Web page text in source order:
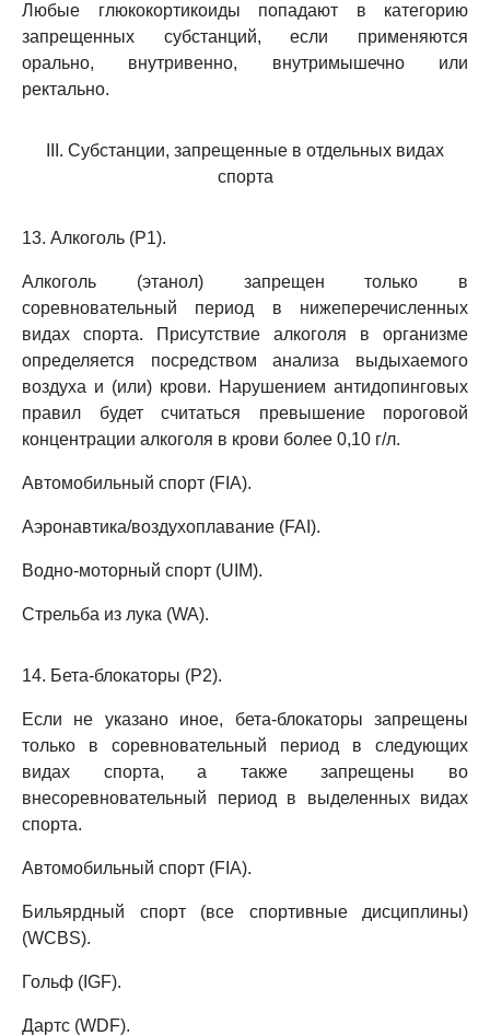
Любые глюкокортикоиды попадают в категорию
запрещенных субстанций, если применяются
орально, внутривенно, внутримышечно или
ректально.
III. Субстанции, запрещенные в отдельных видах
спорта
13. Алкоголь (P1).
Алкоголь (этанол) запрещен только в
соревновательный период в нижеперечисленных
видах спорта. Присутствие алкоголя в организме
определяется посредством анализа выдыхаемого
воздуха и (или) крови. Нарушением антидопинговых
правил будет считаться превышение пороговой
концентрации алкоголя в крови более 0,10 г/л.
Автомобильный спорт (FIA).
Аэронавтика/воздухоплавание (FAI).
Водно-моторный спорт (UIM).
Стрельба из лука (WA).
14. Бета-блокаторы (P2).
Если не указано иное, бета-блокаторы запрещены
только в соревновательный период в следующих
видах спорта, а также запрещены во
внесоревновательный период в выделенных видах
спорта.
Автомобильный спорт (FIA).
Бильярдный спорт (все спортивные дисциплины)
(WCBS).
Гольф (IGF).
Дартс (WDF).